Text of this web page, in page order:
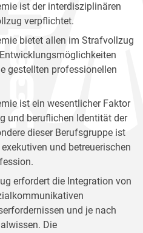
ist der interdisziplinären
verpflichtet.
bietet allen im Strafvollzug
gestellten professionellen
ist ein wesentlicher Faktor
und beruflichen Identität der
dieser Berufsgruppe ist
und betreuerischen
erfordert die Integration von
und je nach
Die